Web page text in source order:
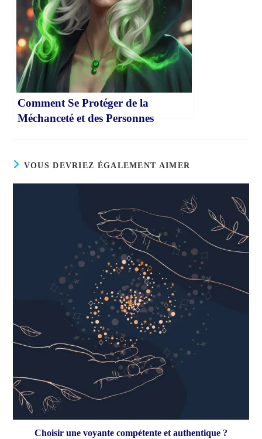
Comment Se Protéger de la
Méchanceté et des Personnes
VOUS DEVRIEZ ÉGALEMENT AIMER
Choisir une voyante compétente et authentique ?